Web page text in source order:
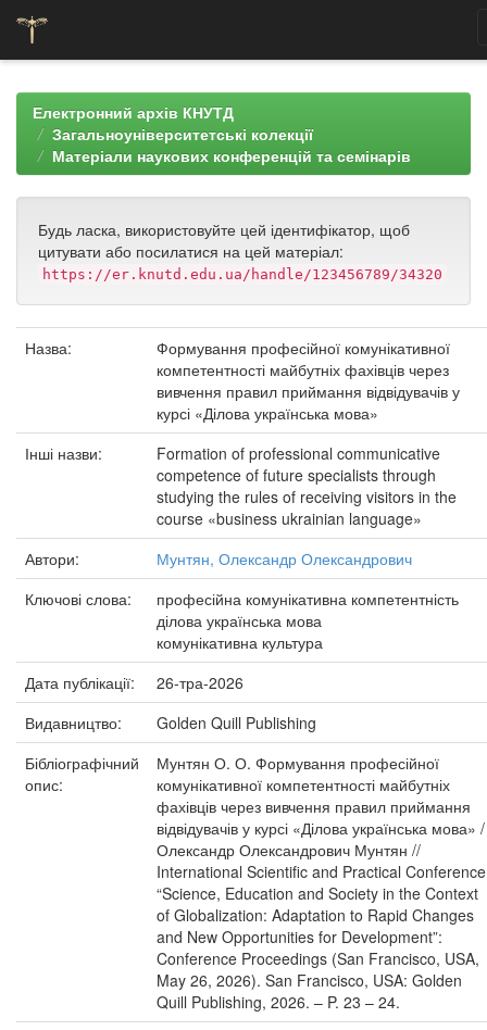
navigationЕлектронний архів КНУТД
Загальноуніверситетські колекції
Матеріали наукових конференцій та семінарів
Будь ласка, використовуйте цей ідентифікатор, щоб
цитувати або посилатися на цей матеріал:
https://er.knutd.edu.ua/handle/123456789/34320
Назва:
Формування професійної комунікативної
компетентності майбутніх фахівців через
вивчення правил приймання відвідувачів у
курсі «Ділова українська мова»
Інші назви:
Formation of professional communicative
competence of future specialists through
studying the rules of receiving visitors in the
course «business ukrainian language»
Автори:
Мунтян, Олександр Олександрович
Ключові слова:
професійна комунікативна компетентність
ділова українська мова
комунікативна культура
Дата публікації:
26-тра-2026
Видавництво:
Golden Quill Publishing
Бібліографічний
опис:
Мунтян О. О. Формування професійної
комунікативної компетентності майбутніх
фахівців через вивчення правил приймання
відвідувачів у курсі «Ділова українська мова» /
Олександр Олександрович Мунтян //
International Scientific and Practical Conference
“Science, Education and Society in the Context
of Globalization: Adaptation to Rapid Changes
and New Opportunities for Development”:
Conference Proceedings (San Francisco, USA,
May 26, 2026). San Francisco, USA: Golden
Quill Publishing, 2026. – P. 23 – 24.